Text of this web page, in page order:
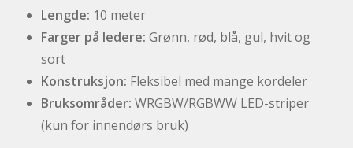
Lengde: 10 meter
Farger på ledere: Grønn, rød, blå, gul, hvit og
sort
Konstruksjon: Fleksibel med mange kordeler
Bruksområder: WRGBW/RGBWW LED-striper
(kun for innendørs bruk)